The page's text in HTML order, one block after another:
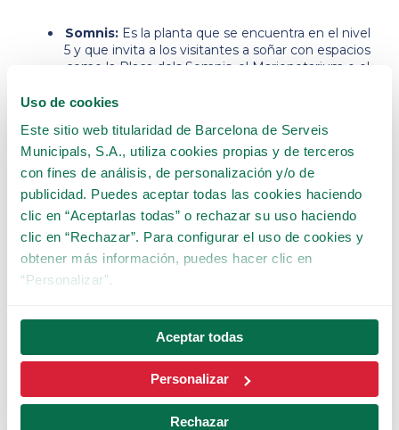
Uso de cookies
Este sitio web titularidad de Barcelona de Serveis
Municipals, S.A., utiliza cookies propias y de terceros
con fines de análisis, de personalización y/o de
publicidad. Puedes aceptar todas las cookies haciendo
clic en “Aceptarlas todas” o rechazar su uso haciendo
clic en “Rechazar”. Para configurar el uso de cookies y
obtener más información, puedes hacer clic en
“Personalizar”.
Aceptar todas
Personalizar
Rechazar
Somnis:Es la planta que se encuentra en el nivel
5 y que invita a los visitantes a soñar con espacios
como la Plaça dels Somnis, el Marionetarium o el
cuenta con atracciones relacionadas con los
Miramiralls.
666: La planta que se encuentra en el nivel 4 se
convierte en la planta del terror. Aquí, los
visitantes pueden encontrar el reconocido Hotel
666 (el pase de terror) y el nuevo Espai 666
(donde podrán conocer a los personajes del
hotel).
y que cuenta con atracciones como els Llits
Elàstics, Alaska o Dididado, invita a los visitantes a
rememorar los años de su niñez, juerga yxerinola.
Aventures:La planta inferior es donde
encontramos las atracciones para las personas